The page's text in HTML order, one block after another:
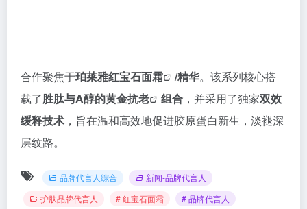
合作聚焦于珀莱雅红宝石面霜 /精华。该系列核心搭
载了胜肽与A醇的黄金抗老 组合 ，并采用了独家双效
缓释技术 ，旨在温和高效地促进胶原蛋白新生，淡褪深
层纹路。
品牌代言人综合
新闻-品牌代言人
护肤品牌代言人
# 红宝石面霜
# 品牌代言人